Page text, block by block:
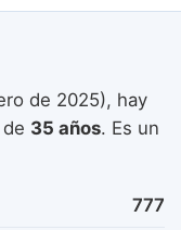
de 2025), hay
35 años. Es un
777